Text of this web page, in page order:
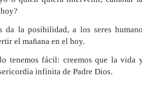
da la posibilidad, a los seres
el mañana en el hoy.
tenemos fácil: creemos que la
infinita de Padre Dios.